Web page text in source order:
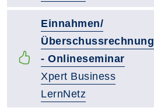
Einnahmen/
Überschussrechnung
- Onlineseminar
Xpert Business
LernNetz